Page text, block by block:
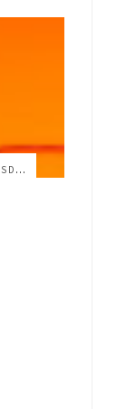
PROBLEMÁTICA POR ACCESO A MEDICINAS DE P...